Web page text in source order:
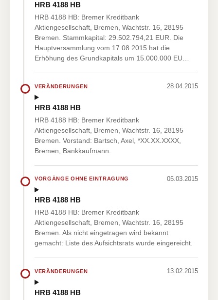
HRB 4188 HB
HRB 4188 HB: Bremer Kreditbank
Aktiengesellschaft, Bremen, Wachtstr. 16, 28195
Bremen. Stammkapital: 29.502.794,21 EUR. Die
Hauptversammlung vom 17.08.2015 hat die
Erhöhung des Grundkapitals um 15.000.000 EU…
VERÄNDERUNGEN 28.04.2015
HRB 4188 HB
HRB 4188 HB: Bremer Kreditbank
Aktiengesellschaft, Bremen, Wachtstr. 16, 28195
Bremen. Vorstand: Bartsch, Axel, *XX.XX.XXXX,
Bremen, Bankkaufmann.
VORGÄNGE OHNE EINTRAGUNG 05.03.2015
HRB 4188 HB
HRB 4188 HB: Bremer Kreditbank
Aktiengesellschaft, Bremen, Wachtstr. 16, 28195
Bremen. Als nicht eingetragen wird bekannt
gemacht: Liste des Aufsichtsrats wurde eingereicht.
VERÄNDERUNGEN 13.02.2015
HRB 4188 HB